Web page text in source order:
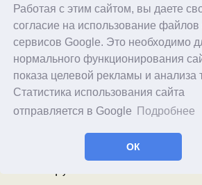
Работая с этим сайтом, вы даете
согласие на использование файлов
сервисов Google. Это необходимо
нормального функционирования
показа целевой рекламы и анализа
Статистика использования сайта
отправляется в Google
Подробнее
ОК
13.07.18
09:32
Не, ну про кофе всё
недостаточная доза
Это почти как в "Риддике".
"Ты что, собираешься
супом?" - "С чаем" - "Что?" -